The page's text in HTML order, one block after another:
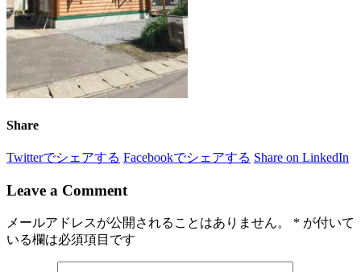
Share
Twitterでシェアする Facebookでシェアする Share on LinkedIn
Leave a Comment
メールアドレスが公開されることはありません。 * が付いて
いる欄は必須項目です